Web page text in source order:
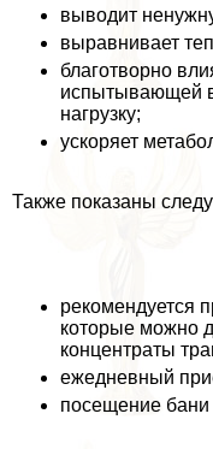
выводит
выравнивает
благотворно
испытывающей
нагрузку;
ускоряет
Также показаны
рекомендуется
которые можно
концентраты
ежедневный
посещение